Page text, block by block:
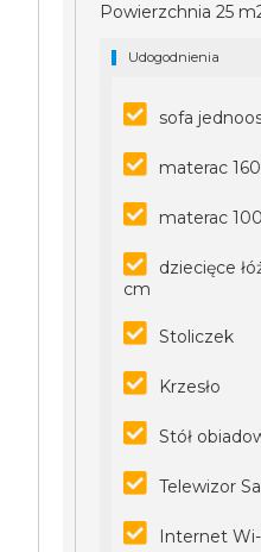
Powierzchnia 25
Udogodnienia
sofa
materac
materac
dziecięce
cm
Stoliczek
Krzesło
Stół
Telewizor
Internet